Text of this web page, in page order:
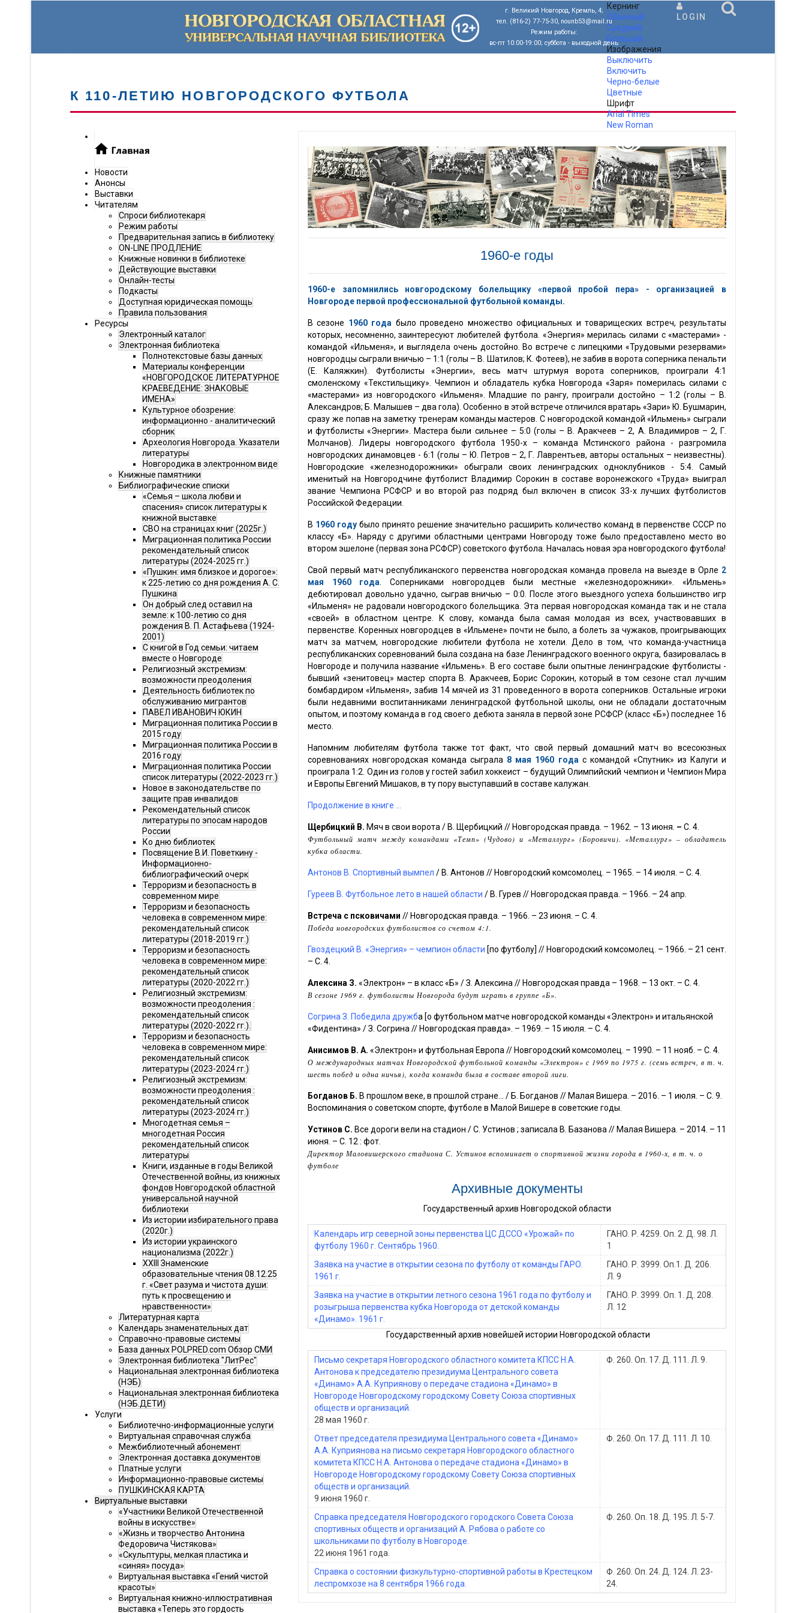
г. Великий Новгород, Кремль, 4;
тел. (816-2) 77-75-30, nounb53@mail.ru
Режим работы:
вс-пт 10:00-19:00; суббота - выходной день
Кернинг
Обычный
Средний
Большой
Изображения
Выключить
Включить
Черно-белые
Цветные
Шрифт
ArialTimes
New Roman
LOGIN
К 110-ЛЕТИЮ НОВГОРОДСКОГО ФУТБОЛА
Новости
Анонсы
Выставки
Читателям
Спроси библиотекаря
Режим работы
Предварительная запись в библиотеку
ON-LINE ПРОДЛЕНИЕ
Книжные новинки в библиотеке
Действующие выставки
Онлайн-тесты
Подкасты
Доступная юридическая помощь
Правила пользования
Ресурсы
Электронный каталог
Электронная библиотека
Полнотекстовые базы данных
Материалы конференции
«НОВГОРОДСКОЕ ЛИТЕРАТУРНОЕ
КРАЕВЕДЕНИЕ: ЗНАКОВЫЕ
ИМЕНА»
Культурное обозрение:
информационно - аналитический
сборник
Археология Новгорода. Указатели
литературы
Новгородика в электронном виде
Книжные памятники
Библиографические списки
«Семья – школа любви и
спасения» список литературы к
книжной выставке
СВО на страницах книг (2025г.)
Миграционная политика России
рекомендательный список
литературы (2024-2025 гг.)
«Пушкин: имя близкое и дорогое»:
к 225-летию со дня рождения А. С.
Пушкина
Он добрый след оставил на
земле: к 100-летию со дня
рождения В. П. Астафьева (1924-
2001)
С книгой в Год семьи: читаем
вместе о Новгороде
Религиозный экстремизм:
возможности преодоления
Деятельность библиотек по
обслуживанию мигрантов
ПАВЕЛ ИВАНОВИЧ ЮКИН
Миграционная политика России в
2015 году
Миграционная политика России в
2016 году
Миграционная политика России
список литературы (2022-2023 гг.)
Новое в законодательстве по
защите прав инвалидов
Рекомендательный список
литературы по эпосам народов
России
Ко дню библиотек
Посвящение В.И. Поветкину -
Информационно-
библиографический очерк
Терроризм и безопасность в
современном мире
Терроризм и безопасность
человека в современном мире:
рекомендательный список
литературы (2018-2019 гг.)
Терроризм и безопасность
человека в современном мире:
рекомендательный список
литературы (2020-2022 гг.)
Религиозный экстремизм:
возможности преодоления :
рекомендательный список
литературы (2020-2022 гг.).
Терроризм и безопасность
человека в современном мире:
рекомендательный список
литературы (2023-2024 гг.)
Религиозный экстремизм:
возможности преодоления :
рекомендательный список
литературы (2023-2024 гг.)
Многодетная семья –
многодетная Россия
рекомендательный список
литературы
Книги, изданные в годы Великой
Отечественной войны, из книжных
фондов Новгородской областной
универсальной научной
библиотеки
Из истории избирательного права
(2020г.)
Из истории украинского
национализма (2022г.)
XXIII Знаменские
образовательные чтения 08.12.25
г. «Свет разума и чистота души:
путь к просвещению и
нравственности»
Литературная карта
Календарь знаменательных дат
Справочно-правовые системы
База данных POLPRED.com Обзор СМИ
Электронная библиотека "ЛитРес"
Национальная электронная библиотека
(НЭБ)
Национальная электронная библиотека
(НЭБ.ДЕТИ)
Услуги
Библиотечно-информационные услуги
Виртуальная справочная служба
Межбиблиотечный абонемент
Электронная доставка документов
Платные услуги
Информационно-правовые системы
ПУШКИНСКАЯ КАРТА
Виртуальные выставки
«Участники Великой Отечественной
войны в искусстве»
«Жизнь и творчество Антонина
Федоровича Чистякова»
«Скульптуры, мелкая пластика и
«синяя» посуда»
Виртуальная выставка «Гений чистой
красоты»
Виртуальная книжно-иллюстративная
выставка «Теперь это гордость
1960-е годы
1960-е запомнились новгородскому болельщику «первой пробой пера» - организацией в
Новгороде первой профессиональной футбольной команды.
В сезоне 1960 года было проведено множество официальных и товарищеских встреч, результаты
которых, несомненно, заинтересуют любителей футбола. «Энергия» мерилась силами с «мастерами» -
командой «Ильменя», и выглядела очень достойно. Во встрече с липецкими «Трудовыми резервами»
новгородцы сыграли вничью – 1:1 (голы – В. Шатилов; К. Фотеев), не забив в ворота соперника пенальти
(Е. Каляжкин). Футболисты «Энергии», весь матч штурмуя ворота соперников, проиграли 4:1
смоленскому «Текстильщику». Чемпион и обладатель кубка Новгорода «Заря» померилась силами с
«мастерами» из новгородского «Ильменя». Младшие по рангу, проиграли достойно – 1:2 (голы – В.
Александров; Б. Малышев – два гола). Особенно в этой встрече отличился вратарь «Зари» Ю. Бушмарин,
сразу же попав на заметку тренерам команды мастеров. С новгородской командой «Ильмень» сыграли
и футболисты «Энергии». Мастера были сильнее – 5:0 (голы – В. Аракчеев – 2, А. Владимиров – 2, Г.
Молчанов). Лидеры новгородского футбола 1950-х – команда Мстинского района - разгромила
новгородских динамовцев - 6:1 (голы – Ю. Петров – 2, Г. Лаврентьев, авторы остальных – неизвестны).
Новгородские «железнодорожники» обыграли своих ленинградских одноклубников - 5:4. Самый
именитый на Новгородчине футболист Владимир Сорокин в составе воронежского «Труда» выиграл
звание Чемпиона РСФСР и во второй раз подряд был включен в список 33-х лучших футболистов
Российской Федерации.
В 1960 году было принято решение значительно расширить количество команд в первенстве СССР по
классу «Б». Наряду с другими областными центрами Новгороду тоже было предоставлено место во
втором эшелоне (первая зона РСФСР) советского футбола. Началась новая эра новгородского футбола!
Свой первый матч республиканского первенства новгородская команда провела на выезде в Орле 2
мая 1960 года . Соперниками новгородцев были местные «железнодорожники». «Ильмень»
дебютировал довольно удачно, сыграв вничью – 0:0. После этого выездного успеха большинство игр
«Ильменя» не радовали новгородского болельщика. Эта первая новгородская команда так и не стала
«своей» в областном центре. К слову, команда была самая молодая из всех, участвовавших в
первенстве. Коренных новгородцев в «Ильмене» почти не было, а болеть за чужаков, проигрывающих
матч за матчем, новгородские любители футбола не хотели. Дело в том, что команда-участница
республиканских соревнований была создана на базе Ленинградского военного округа, базировалась в
Новгороде и получила название «Ильмень». В его составе были опытные ленинградские футболисты -
бывший «зенитовец» мастер спорта В. Аракчеев, Борис Сорокин, который в том сезоне стал лучшим
бомбардиром «Ильменя», забив 14 мячей из 31 проведенного в ворота соперников. Остальные игроки
были недавними воспитанниками ленинградской футбольной школы, они не обладали достаточным
опытом, и поэтому команда в год своего дебюта заняла в первой зоне РСФСР (класс «Б») последнее 16
место.
Напомним любителям футбола также тот факт, что свой первый домашний матч во всесоюзных
соревнованиях новгородская команда сыграла 8 мая 1960 года с командой «Спутник» из Калуги и
проиграла 1:2. Один из голов у гостей забил хоккеист – будущий Олимпийский чемпион и Чемпион Мира
и Европы Евгений Мишаков, в ту пору выступавший в составе калужан.
Продолжение в книге ...
Щербицкий В. Мяч в свои ворота / В. Щербицкий // Новгородская правда. – 1962. – 13 июня. – С. 4.
Футбольный матч между командами «Темп» (Чудово) и «Металлург» (Боровичи). «Металлург» – обладатель
кубка области.
Антонов В. Спортивный вымпел / В. Антонов // Новгородский комсомолец. – 1965. – 14 июля. – С. 4.
Гуреев В. Футбольное лето в нашей области / В. Гурев // Новгородская правда. – 1966. – 24 апр.
Встреча с псковичами // Новгородская правда. – 1966. – 23 июня. – С. 4.
Победа новгородских футболистов со счетом 4:1.
Гвоздецкий В. «Энергия» – чемпион области [по футболу] // Новгородский комсомолец. – 1966. – 21 сент.
– С. 4.
Алексина З. «Электрон» – в класс «Б» / З. Алексина // Новгородская правда – 1968. – 13 окт. – С. 4.
В сезоне 1969 г. футболисты Новгорода будут играть в группе «Б».
Согрина З. Победила дружба [о футбольном матче новгородской команды «Электрон» и итальянской
«Фидентина» / З. Согрина // Новгородская правда». – 1969. – 15 июля. – С. 4.
Анисимов В. А. «Электрон» и футбольная Европа // Новгородский комсомолец. – 1990. – 11 нояб. – С. 4.
О международных матчах Новгородской футбольной команды «Электрон» с 1969 по 1975 г. (семь встреч, в т. ч.
шесть побед и одна ничья), когда команда была в составе второй лиги.
Богданов Б. В прошлом веке, в прошлой стране... / Б. Богданов // Малая Вишера. – 2016. – 1 июля. – С. 9.
Воспоминания о советском спорте, футболе в Малой Вишере в советские годы.
Устинов С. Все дороги вели на стадион / С. Устинов ; записала В. Базанова // Малая Вишера. – 2014. – 11
июня. – С. 12 : фот.
Директор Маловишерского стадиона С. Устинов вспоминает о спортивной жизни города в 1960-х, в т. ч. о
футболе
Архивные документы
Государственный архив Новгородской области
Календарь игр северной зоны первенства ЦС ДССО «Урожай» по
футболу 1960 г. Сентябрь 1960.
ГАНО. Р. 4259. Оп. 2. Д. 98. Л.
1
Заявка на участие в открытии сезона по футболу от команды ГАРО.
1961 г.
ГАНО. Р. 3999. Оп.1. Д. 206.
Л. 9
Заявка на участие в открытии летного сезона 1961 года по футболу и
розыгрыша первенства кубка Новгорода от детской команды
«Динамо». 1961 г.
ГАНО. Р. 3999. Оп. 1. Д. 208.
Л. 12
Государственный архив новейшей истории Новгородской области
Письмо секретаря Новгородского областного комитета КПСС Н.А.
Антонова к председателю президиума Центрального совета
«Динамо» А.А. Куприянову о передаче стадиона «Динамо» в
Новгороде Новгородскому городскому Совету Союза спортивных
обществ и организаций.
28 мая 1960 г.
Ф. 260. Оп. 17. Д. 111. Л. 9.
Ответ председателя президиума Центрального совета «Динамо»
А.А. Куприянова на письмо секретаря Новгородского областного
комитета КПСС Н.А. Антонова о передаче стадиона «Динамо» в
Новгороде Новгородскому городскому Совету Союза спортивных
обществ и организаций.
9 июня 1960 г.
Ф. 260. Оп. 17. Д. 111. Л. 10.
Справка председателя Новгородского городского Совета Союза
спортивных обществ и организаций А. Рябова о работе со
школьниками по футболу в Новгороде.
22 июня 1961 года.
Ф. 260. Оп. 18. Д. 195. Л. 5-7.
Справка о состоянии физкультурно-спортивной работы в Крестецком
леспромхозе на 8 сентября 1966 года.
Ф. 260. Оп. 24. Д. 124. Л. 23-
24.